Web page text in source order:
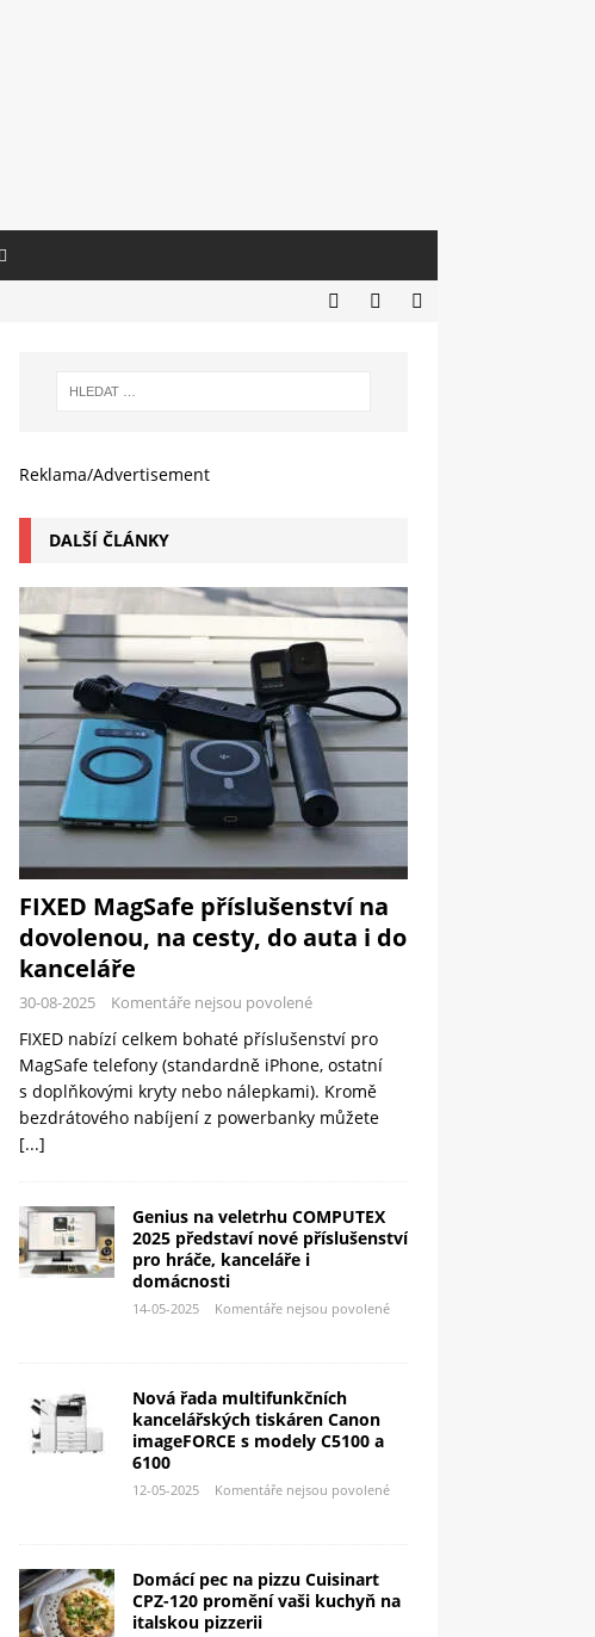
Reklama/Advertisement
DALŠÍ ČLÁNKY
FIXED MagSafe příslušenství na
dovolenou, na cesty, do auta i do
kanceláře
30-08-2025 Komentáře nejsou povolené
FIXED nabízí celkem bohaté příslušenství pro
MagSafe telefony (standardně iPhone, ostatní
s doplňkovými kryty nebo nálepkami). Kromě
bezdrátového nabíjení z powerbanky můžete
[...]
Genius na veletrhu COMPUTEX
2025 představí nové příslušenství
pro hráče, kanceláře i
domácnosti
14-05-2025 Komentáře nejsou povolené
Nová řada multifunkčních
kancelářských tiskáren Canon
imageFORCE s modely C5100 a
6100
12-05-2025 Komentáře nejsou povolené
Domácí pec na pizzu Cuisinart
CPZ-120 promění vaši kuchyň na
italskou pizzerii